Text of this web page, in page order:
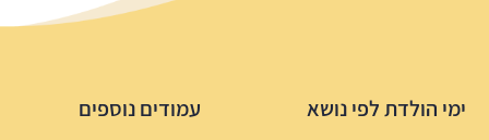
ימי הולדת לפי נושא עמודים נוספים